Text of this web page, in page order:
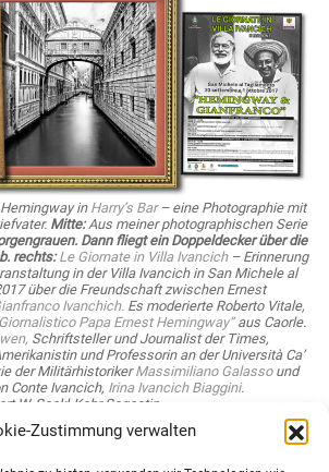
Zustimmung verwalten
in Harry’s Bar– eine Photographie mit
Mitte:Aus meiner photographischen Serie
Dann fliegt ein Doppeldecker über die
rechts:Le Giornate in Villa Ivancich– Erinnerung
in der Villa Ivancich in San Michele al
über die Freundschaft zwischen Ernest
Ivanchich. Es moderierte Roberto Vitale,
Papa Ernest Hemingway“aus Caorle.
Schriftsteller und Journalist der Times,
und Professorin an der Università Ca’
der MilitärhistorikerMassimiliano Galassound
Conte Ivancich, Irina Ivancich Biaggini.
W. Sackl-Kahr Sagostin